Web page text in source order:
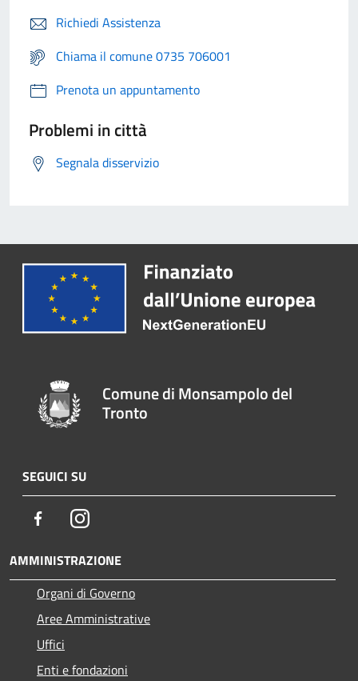
Richiedi Assistenza
Chiama il comune 0735 706001
Prenota un appuntamento
Problemi in città
Segnala disservizio
Comune di Monsampolo del
Tronto
SEGUICI SU
FacebookInstagram
AMMINISTRAZIONE
Organi di Governo
Aree Amministrative
Uffici
Enti e fondazioni